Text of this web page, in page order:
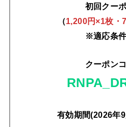
初回クー
（1,200円×1枚・
※適応条
クーポン
有効期間(2026年